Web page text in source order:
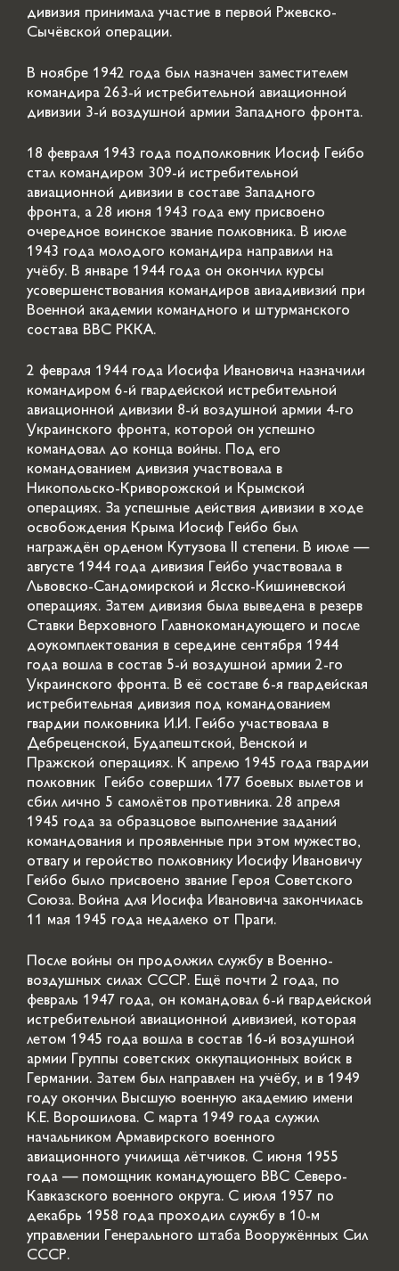
дивизия принимала участие в первой Ржевско-
Сычёвской операции.
В ноябре 1942 года был назначен заместителем
командира 263-й истребительной авиационной
дивизии 3-й воздушной армии Западного фронта.
18 февраля 1943 года подполковник Иосиф Гейбо
стал командиром 309-й истребительной
авиационной дивизии в составе Западного
фронта, а 28 июня 1943 года ему присвоено
очередное воинское звание полковника. В июле
1943 года молодого командира направили на
учёбу. В январе 1944 года он окончил курсы
усовершенствования командиров авиадивизий при
Военной академии командного и штурманского
состава ВВС РККА.
2 февраля 1944 года Иосифа Ивановича назначили
командиром 6-й гвардейской истребительной
авиационной дивизии 8-й воздушной армии 4-го
Украинского фронта, которой он успешно
командовал до конца войны. Под его
командованием дивизия участвовала в
Никопольско-Криворожской и Крымской
операциях. За успешные действия дивизии в ходе
освобождения Крыма Иосиф Гейбо был
награждён орденом Кутузова II степени. В июле —
августе 1944 года дивизия Гейбо участвовала в
Львовско-Сандомирской и Ясско-Кишиневской
операциях. Затем дивизия была выведена в резерв
Ставки Верховного Главнокомандующего и после
доукомплектования в середине сентября 1944
года вошла в состав 5-й воздушной армии 2-го
Украинского фронта. В её составе 6-я гвардейская
истребительная дивизия под командованием
гвардии полковника И.И. Гейбо участвовала в
Дебреценской, Будапештской, Венской и
Пражской операциях. К апрелю 1945 года гвардии
полковник Гейбо совершил 177 боевых вылетов и
сбил лично 5 самолётов противника. 28 апреля
1945 года за образцовое выполнение заданий
командования и проявленные при этом мужество,
отвагу и геройство полковнику Иосифу Ивановичу
Гейбо было присвоено звание Героя Советского
Союза. Война для Иосифа Ивановича закончилась
11 мая 1945 года недалеко от Праги.
После войны он продолжил службу в Военно-
воздушных силах СССР. Ещё почти 2 года, по
февраль 1947 года, он командовал 6-й гвардейской
истребительной авиационной дивизией, которая
летом 1945 года вошла в состав 16-й воздушной
армии Группы советских оккупационных войск в
Германии. Затем был направлен на учёбу, и в 1949
году окончил Высшую военную академию имени
К.Е. Ворошилова. С марта 1949 года служил
начальником Армавирского военного
авиационного училища лётчиков. С июня 1955
года — помощник командующего ВВС Северо-
Кавказского военного округа. С июля 1957 по
декабрь 1958 года проходил службу в 10-м
управлении Генерального штаба Вооружённых Сил
СССР.